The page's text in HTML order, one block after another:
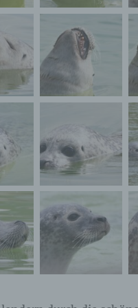
Angabe
für die Verarbeitung
betroffenen Person Inhalte
anzubieten, die aufgrund
registrierten Benutzern
Registrierten
frei, die bei der
personenbezogenen
abzuändern oder
des für die
löschen zu lassen.
Verarbeitung
Person jederzeit auf
darüber, welche
die betroffene Person
oder löscht der für
Verantwortliche
Wunsch oder Hinweis der
dem keine
der Mitarbeiter des für